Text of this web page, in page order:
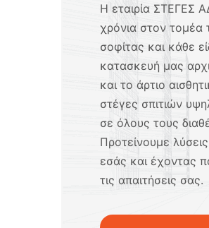
Η εταιρία ΣΤΕΓΕΣ
χρόνια στον τομέα
σοφίτας και κάθε
κατασκευή μας
και το άρτιο
στέγες σπιτιών
σε όλους τους
Προτείνουμε
εσάς και έχοντας
τις απαιτήσεις σας.